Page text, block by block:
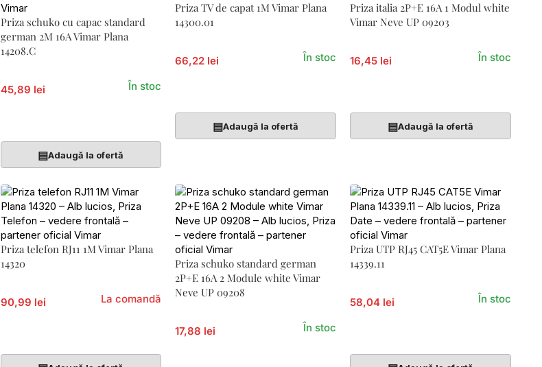
Priza schuko cu capac standard
german 2M 16A Vimar Plana
14208.C
45,89 lei În stoc
▤Adaugă la ofertă
Priza TV de capat 1M Vimar Plana
14300.01
66,22 lei În stoc
▤Adaugă la ofertă
Priza italia 2P+E 16A 1 Modul white
Vimar Neve UP 09203
16,45 lei În stoc
▤Adaugă la ofertă
Priza telefon RJ11 1M Vimar Plana
14320
90,99 lei La comandă
Priza schuko standard german
2P+E 16A 2 Module white Vimar
Neve UP 09208
17,88 lei În stoc
Priza UTP RJ45 CAT5E Vimar Plana
14339.11
58,04 lei În stoc